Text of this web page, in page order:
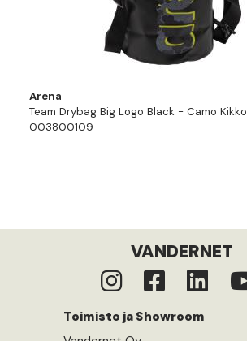
Arena
Team Drybag Big Logo Black - Camo Kikko
003800109
VANDERNET
Toimisto ja Showroom